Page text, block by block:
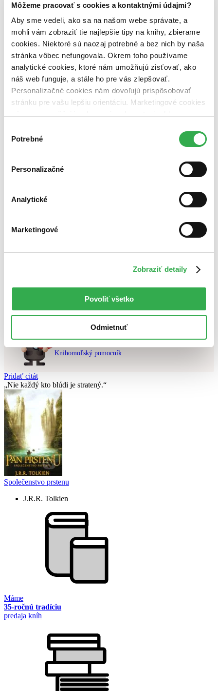
Môžeme pracovať s cookies a kontaktnými údajmi?
Aby sme vedeli, ako sa na našom webe správate, a
mohli vám zobraziť tie najlepšie tipy na knihy, zbierame
cookies. Niektoré sú naozaj potrebné a bez nich by naša
stránka vôbec nefungovala. Okrem toho používame
analytické cookies, ktoré nám umožňujú zisťovať, ako
náš web funguje, a stále ho pre vás zlepšovať.
Personalizačné cookies nám dovoľujú prispôsobovať
stránku pre vašu lepšiu orientáciu. Marketingové cookies
nám pomohlo, keby sme mohli používať všetky tieto
súhlasu
Potrebné
Personalizačné
Analytické
Marketingové
Zobraziť detaily
Povoliť všetko
Odmietnuť
pripravujeme (0 titulov)pripravujeme
dostupná (bez vypredaných) (0 titulov)dostupná (bez
vypredaných)
Nové / čítané
nová (0 titulov)nová
čítaná (0 titulov) čítaná
čítaná - výborný stav (0 titulov)
čítaná - výborný stav
čítaná - mierne opotrebovaná (0 titulov)čítaná - mierne
opotrebovaná
čítané verzie vypredaných kníh (0 titulov)čítané verzie
Bestsellery
Top hodnotené
Najlacnejšie
Nebol nájdený
Skúste prosím zmeniť vyhľadávaný výraz.
Chcete poradiť knihu?
Knihomoľský pomocník
Pridať citát
Nie každý kto blúdi je stratený.
Společenstvo prstenu
J.R.R. Tolkien
Máme
35-ročnú tradíciu
predaja kníh